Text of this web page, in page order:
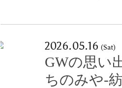
2026.05.16 (Sat)
GWの思い
ちのみや-